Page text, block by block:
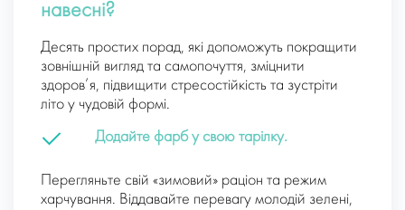
навесні?
Десять простих порад, які допоможуть покращити
зовнішній вигляд та самопочуття, зміцнити
здоров’я, підвищити стресостійкість та зустріти
літо у чудовій формі.
Додайте фарб у свою тарілку.
Перегляньте свій «зимовий» раціон та режим
харчування. Віддавайте перевагу молодій зелені,